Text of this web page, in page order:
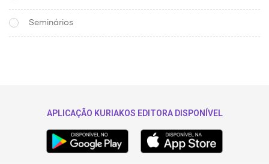
Seminários
APLICAÇÃO KURIAKOS EDITORA DISPONÍVEL